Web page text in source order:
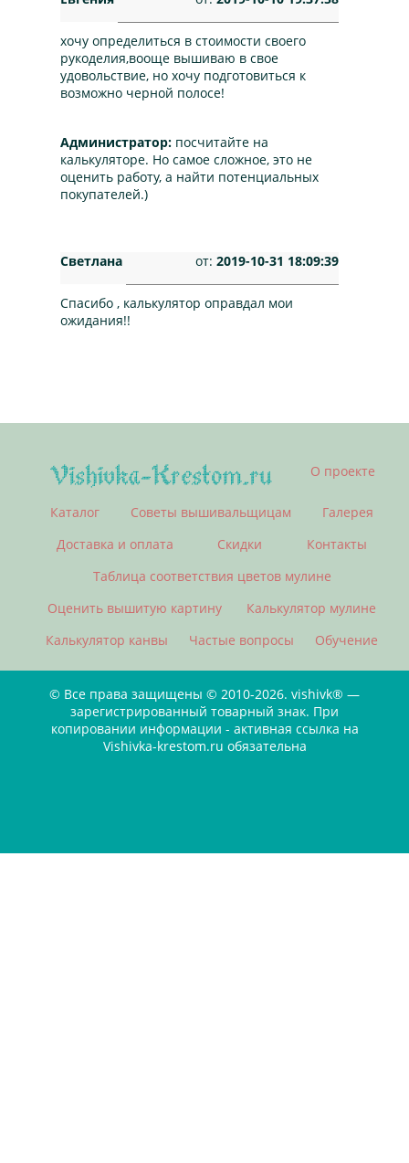
хочу определиться в стоимости своего
рукоделия,вооще вышиваю в свое
удовольствие, но хочу подготовиться к
возможно черной полосе!
Администратор: посчитайте на
калькуляторе. Но самое сложное, это не
оценить работу, а найти потенциальных
покупателей.)
Светлана от: 2019-10-31 18:09:39
Спасибо , калькулятор оправдал мои
ожидания!!
О проекте
Каталог Советы вышивальщицам
Галерея
Доставка и оплата
Скидки
Контакты
Таблица соответствия цветов мулине
Оценить вышитую картину
Калькулятор мулине
Калькулятор канвы
Частые вопросы Обучение
© Все права защищены © 2010-2026. vishivk® —
зарегистрированный товарный знак. При
копировании информации - активная ссылка на
Vishivka-krestom.ru обязательна